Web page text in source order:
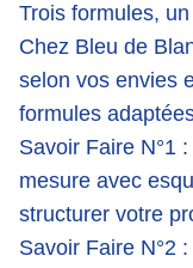
Trois formules,
Chez Bleu de
selon vos envies
formules
Savoir Faire N°1
mesure avec
structurer votre
Savoir Faire N°2